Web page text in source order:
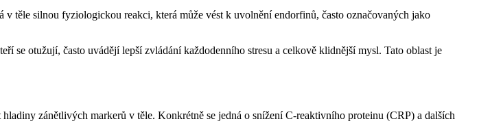
těle silnou fyziologickou reakci, která může vést k uvolnění endorfinů, často označovaných jako
se otužují, často uvádějí lepší zvládání každodenního stresu a celkově klidnější mysl. Tato oblast je
zánětlivých markerů v těle. Konkrétně se jedná o snížení C-reaktivního proteinu (CRP) a dalších